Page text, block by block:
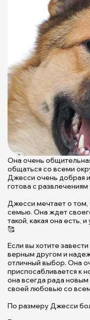
Она очень
общаться со всеми
Джесси очень добрая и
готова с развлечениям
Джесси мечтает о
семью. Она ждет
такой, какая она есть,
🥰
Если вы хотите
верным другом и
отличный выбор. Она
приспосабливается к
она всегда рада новым
своей любовью со
По размеру Джесси